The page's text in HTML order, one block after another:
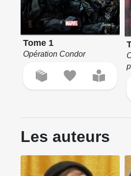
Tome 1
Opération Condor
Les auteurs